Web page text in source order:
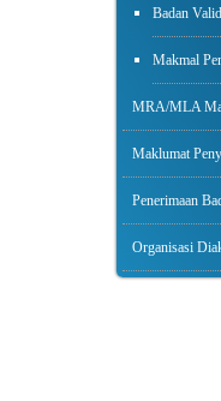
Badan
Makmal
MRA/MLA
Maklumat
Penerimaan
Organisasi